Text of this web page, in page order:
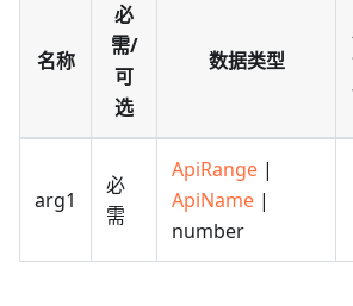
名称
必
需/
可
选
数据类型
arg1
必
需
ApiRange |
ApiName |
number